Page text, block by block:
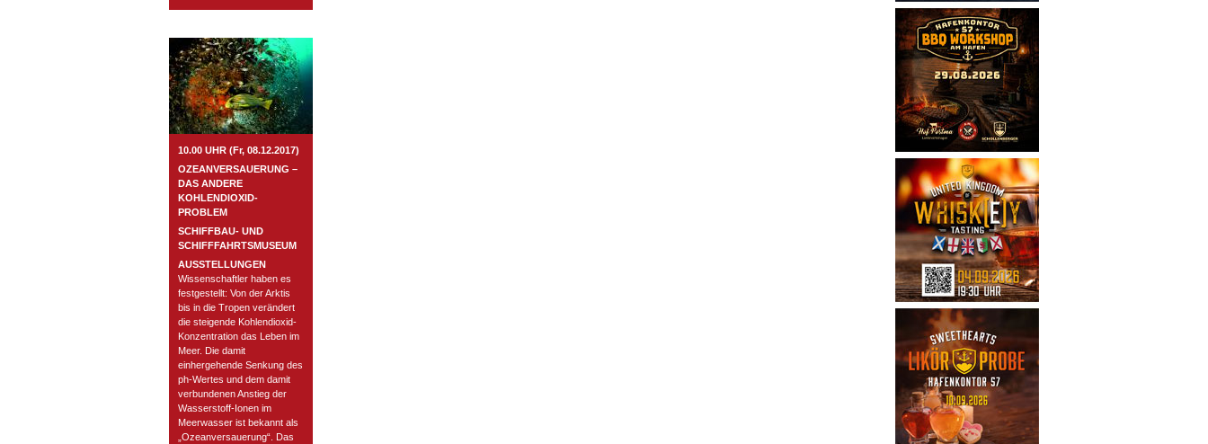
10.00 UHR (Fr, 08.12.2017)
OZEANVERSAUERUNG –
DAS ANDERE
KOHLENDIOXID-
PROBLEM
SCHIFFBAU- UND
SCHIFFFAHRTSMUSEUM
AUSSTELLUNGEN
Wissenschaftler haben es
festgestellt: Von der Arktis
bis in die Tropen verändert
die steigende Kohlendioxid-
Konzentration das Leben im
Meer. Die damit
einhergehende Senkung des
ph-Wertes und dem damit
verbundenen Anstieg der
Wasserstoff-Ionen im
Meerwasser ist bekannt als
„Ozeanversauerung“. Das